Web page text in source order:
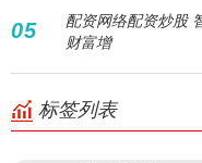
05
配资网络配资炒股
财富增
标签列表